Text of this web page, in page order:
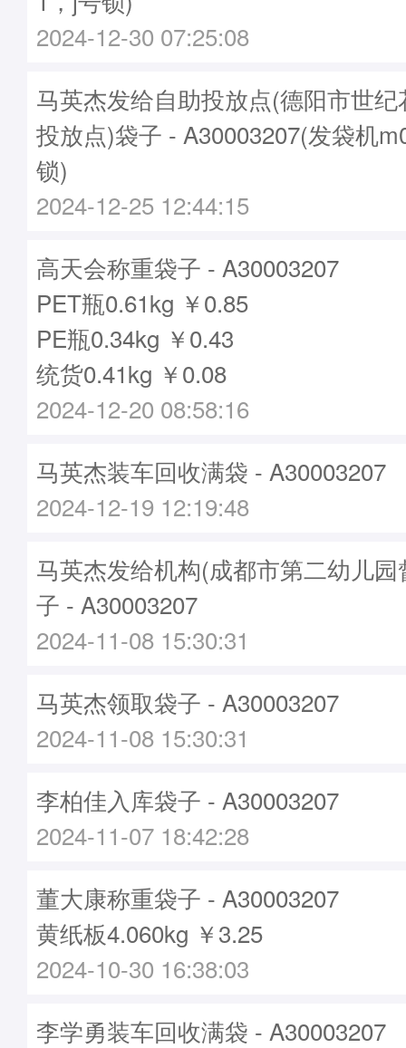
2024-12-30 07:25:08
马英杰发给自助投放点(德阳市世
投放点)袋子 - A30003207(发袋机
锁)
2024-12-25 12:44:15
高天会称重袋子 - A30003207
PET瓶0.61kg ￥0.85
PE瓶0.34kg ￥0.43
统货0.41kg ￥0.08
2024-12-20 08:58:16
马英杰装车回收满袋 - A30003207
2024-12-19 12:19:48
马英杰发给机构(成都市第二幼儿
子 - A30003207
2024-11-08 15:30:31
马英杰领取袋子 - A30003207
2024-11-08 15:30:31
李柏佳入库袋子 - A30003207
2024-11-07 18:42:28
董大康称重袋子 - A30003207
黄纸板4.060kg ￥3.25
2024-10-30 16:38:03
李学勇装车回收满袋 - A30003207